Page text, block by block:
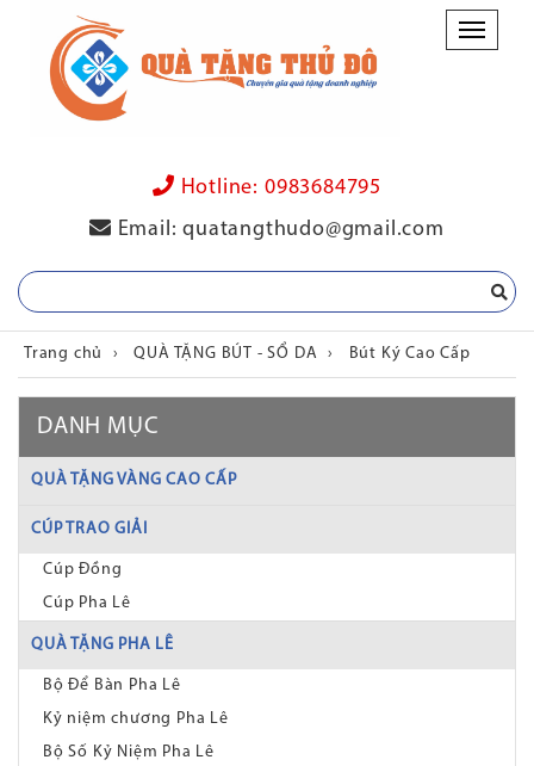
Danh
mục
Hotline: 0983684795
Email:quatangthudo@gmail.com
Trang chủ › QUÀ TẶNG BÚT - SỔ DA › Bút Ký Cao Cấp
DANH MỤC
QUÀ TẶNG VÀNG CAO CẤP
CÚP TRAO GIẢI
Cúp Đồng
Cúp Pha Lê
QUÀ TẶNG PHA LÊ
Bộ Để Bàn Pha Lê
Kỷ niệm chương Pha Lê
Bộ Số Kỷ Niệm Pha Lê